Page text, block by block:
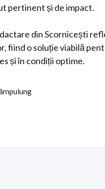
pertinent și de impact.
din Scornicești
fiind o soluție viabilă
și în condiții optime.